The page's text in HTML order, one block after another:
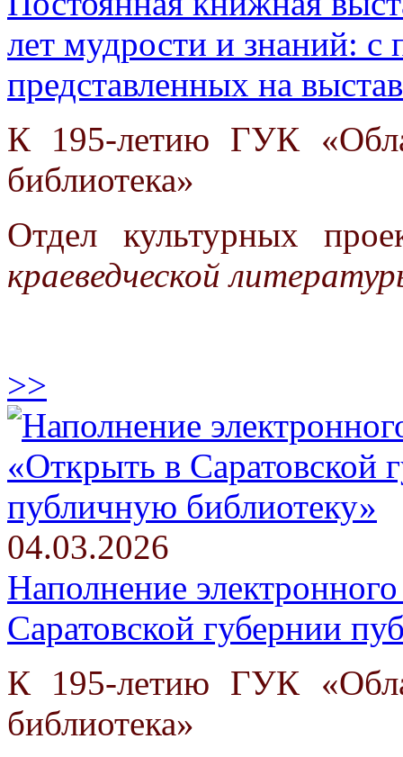
лет мудрости и знаний: с
представленных на
К 195-летию ГУК
библиотека»
Отдел культурных
краеведческой
>>
04.03.2026
Наполнение
Саратовской губернии
К 195-летию ГУК
библиотека»